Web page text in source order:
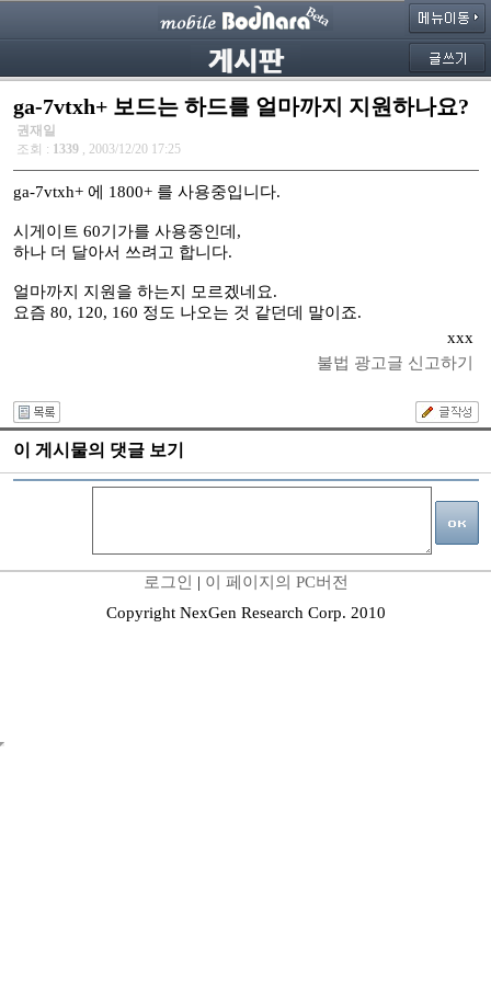
ga-7vtxh+ 보드는 하드를 얼마까지 지원하나요?
권재일
조회 : 1339 , 2003/12/20 17:25
ga-7vtxh+ 에 1800+ 를 사용중입니다.
시게이트 60기가를 사용중인데,
하나 더 달아서 쓰려고 합니다.
얼마까지 지원을 하는지 모르겠네요.
요즘 80, 120, 160 정도 나오는 것 같던데 말이죠.
xxx
불법 광고글 신고하기
이 게시물의 댓글 보기
로그인 | 이 페이지의 PC버전
Copyright NexGen Research Corp. 2010